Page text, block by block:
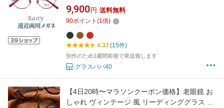
Stage836） 老眼鏡の度数でご注文下さい 近
くも見える伊達眼鏡 送料無料 普通サイズ 軽い
フレーム スマホも楽に ブルーライトカット
9,900 円 送料無料
90ポイント (1倍)
4.33(15件)
別作のため1週間前後で発送致します
グラスパパ40
【4日20時〜マラソンクーポン価格】老眼鏡 お
しゃれ ヴィンテージ 風 リーディンググラス レ